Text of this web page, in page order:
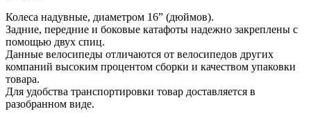
Колеса надувные, диаметром 16” (дюймов).
Задние, передние и боковые катафоты надежно закреплены с
помощью двух спиц.
Данные велосипеды отличаются от велосипедов других
компаний высоким процентом сборки и качеством упаковки
товара.
Для удобства транспортировки товар доставляется в
разобранном виде.